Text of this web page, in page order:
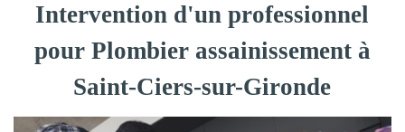
Intervention d'un professionnel
pour Plombier assainissement à
Saint-Ciers-sur-Gironde